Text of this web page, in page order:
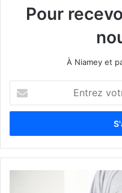
Pour
À Niamey et
t
e
z